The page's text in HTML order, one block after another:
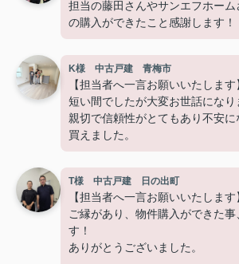
担当の藤田さんやサンエフホー
の購入ができたこと感謝します！
K様 中古戸建 青梅市
【担当者へ一言お願いいたします
短い間でしたが大変お世話になり
親切で信頼性がとてもあり不安
買えました。
T様 中古戸建 日の出町
【担当者へ一言お願いいたします
ご縁があり、物件購入ができた事
す！
ありがとうございました。